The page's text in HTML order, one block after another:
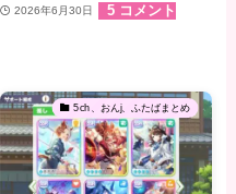
2026年6月30日 5 コメント
5ch、おんj、ふたばまとめ